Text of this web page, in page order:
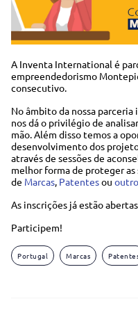
A Inventa International é
empreendedorismo
consecutivo.
No âmbito da nossa
nos dá o privilégio de
mão. Além disso temos a
desenvolvimento dos
através de sessões de
melhor forma de proteger as
de Marcas, Patentesou
As inscrições já estão
Participem!
Portugal Marcas